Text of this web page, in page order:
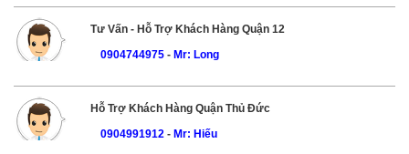
Tư Vấn - Hỗ Trợ Khách Hàng Quận 12
0904744975- Mr: Long
Hỗ Trợ Khách Hàng Quận Thủ Đức
0904991912- Mr: Hiếu